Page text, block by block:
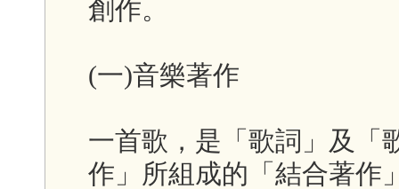
創作。
(一)音樂著作
一首歌，是「歌詞」及「
作」所組成的「結合著作